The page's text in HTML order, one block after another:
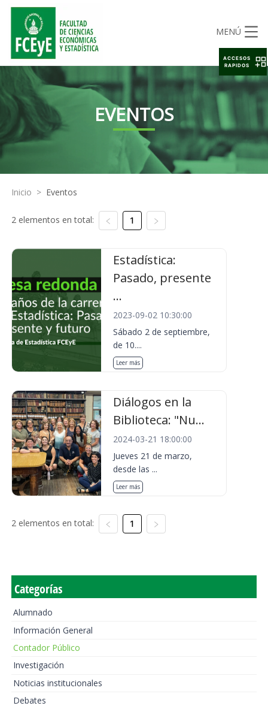
MENÚ
EVENTOS
Inicio > Eventos
2 elementos en total: 1
Estadística:
Pasado, presente
...
2023-09-02 10:30:00
Sábado 2 de septiembre,
de 10....
Leer más
Diálogos en la
Biblioteca: "Nu...
2024-03-21 18:00:00
Jueves 21 de marzo,
desde las ...
Leer más
2 elementos en total: 1
Categorías
Alumnado
Información General
Contador Público
Investigación
Noticias institucionales
Debates
ACCESOS
RAPIDOS